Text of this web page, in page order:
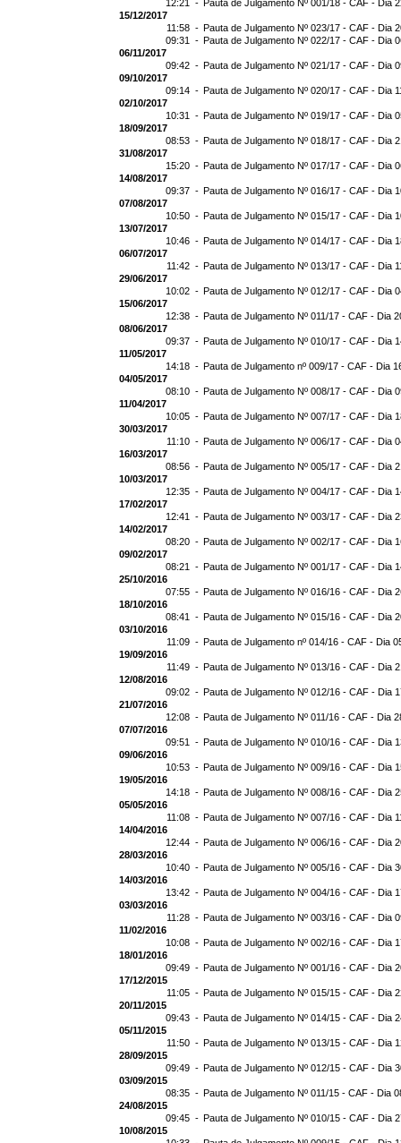
12:21 - Pauta de Julgamento Nº 001/18 - CAF - Dia
15/12/2017
11:58 - Pauta de Julgamento Nº 023/17 - CAF - Dia
09:31 - Pauta de Julgamento Nº 022/17 - CAF - Dia
06/11/2017
09:42 - Pauta de Julgamento Nº 021/17 - CAF - Dia
09/10/2017
09:14 - Pauta de Julgamento Nº 020/17 - CAF - Dia
02/10/2017
10:31 - Pauta de Julgamento Nº 019/17 - CAF - Dia
18/09/2017
08:53 - Pauta de Julgamento Nº 018/17 - CAF - Dia
31/08/2017
15:20 - Pauta de Julgamento Nº 017/17 - CAF - Dia
14/08/2017
09:37 - Pauta de Julgamento Nº 016/17 - CAF - Dia
07/08/2017
10:50 - Pauta de Julgamento Nº 015/17 - CAF - Dia
13/07/2017
10:46 - Pauta de Julgamento Nº 014/17 - CAF - Dia
06/07/2017
11:42 - Pauta de Julgamento Nº 013/17 - CAF - Dia
29/06/2017
10:02 - Pauta de Julgamento Nº 012/17 - CAF - Dia
15/06/2017
12:38 - Pauta de Julgamento Nº 011/17 - CAF - Dia
08/06/2017
09:37 - Pauta de Julgamento Nº 010/17 - CAF - Dia
11/05/2017
14:18 - Pauta de Julgamento nº 009/17 - CAF - Dia
04/05/2017
08:10 - Pauta de Julgamento Nº 008/17 - CAF - Dia
11/04/2017
10:05 - Pauta de Julgamento Nº 007/17 - CAF - Dia
30/03/2017
11:10 - Pauta de Julgamento Nº 006/17 - CAF - Dia
16/03/2017
08:56 - Pauta de Julgamento Nº 005/17 - CAF - Dia
10/03/2017
12:35 - Pauta de Julgamento Nº 004/17 - CAF - Dia
17/02/2017
12:41 - Pauta de Julgamento Nº 003/17 - CAF - Dia
14/02/2017
08:20 - Pauta de Julgamento Nº 002/17 - CAF - Dia
09/02/2017
08:21 - Pauta de Julgamento Nº 001/17 - CAF - Dia
25/10/2016
07:55 - Pauta de Julgamento Nº 016/16 - CAF - Dia
18/10/2016
08:41 - Pauta de Julgamento Nº 015/16 - CAF - Dia
03/10/2016
11:09 - Pauta de Julgamento nº 014/16 - CAF - Dia
19/09/2016
11:49 - Pauta de Julgamento Nº 013/16 - CAF - Dia
12/08/2016
09:02 - Pauta de Julgamento Nº 012/16 - CAF - Dia
21/07/2016
12:08 - Pauta de Julgamento Nº 011/16 - CAF - Dia
07/07/2016
09:51 - Pauta de Julgamento Nº 010/16 - CAF - Dia
09/06/2016
10:53 - Pauta de Julgamento Nº 009/16 - CAF - Dia
19/05/2016
14:18 - Pauta de Julgamento Nº 008/16 - CAF - Dia
05/05/2016
11:08 - Pauta de Julgamento Nº 007/16 - CAF - Dia
14/04/2016
12:44 - Pauta de Julgamento Nº 006/16 - CAF - Dia
28/03/2016
10:40 - Pauta de Julgamento Nº 005/16 - CAF - Dia
14/03/2016
13:42 - Pauta de Julgamento Nº 004/16 - CAF - Dia
03/03/2016
11:28 - Pauta de Julgamento Nº 003/16 - CAF - Dia
11/02/2016
10:08 - Pauta de Julgamento Nº 002/16 - CAF - Dia
18/01/2016
09:49 - Pauta de Julgamento Nº 001/16 - CAF - Dia
17/12/2015
11:05 - Pauta de Julgamento Nº 015/15 - CAF - Dia
20/11/2015
09:43 - Pauta de Julgamento Nº 014/15 - CAF - Dia
05/11/2015
11:50 - Pauta de Julgamento Nº 013/15 - CAF - Dia
28/09/2015
09:49 - Pauta de Julgamento Nº 012/15 - CAF - Dia
03/09/2015
08:35 - Pauta de Julgamento Nº 011/15 - CAF - Dia
24/08/2015
09:45 - Pauta de Julgamento Nº 010/15 - CAF - Dia
10/08/2015